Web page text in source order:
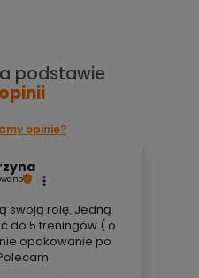
podstawie
opinii
opinie?
swoją rolę. Jedną
do 5 treningów ( o
opakowanie po